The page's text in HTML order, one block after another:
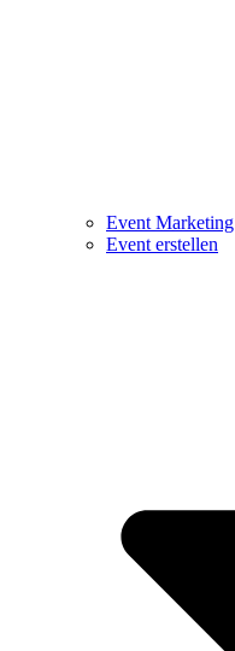
Event Marketing
Event erstellen